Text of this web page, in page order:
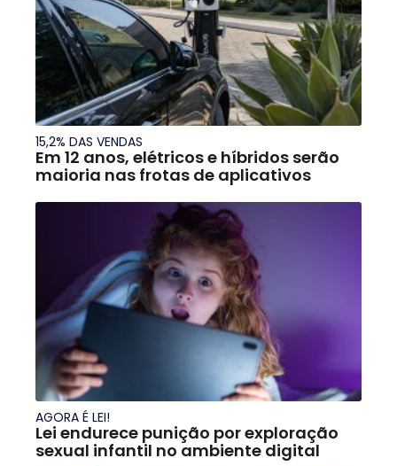
15,2% DAS VENDAS
Em 12 anos, elétricos e híbridos serão
maioria nas frotas de aplicativos
AGORA É LEI!
Lei endurece punição por exploração
sexual infantil no ambiente digital